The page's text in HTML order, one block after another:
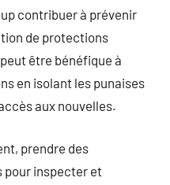
contribuer à prévenir
de protections
être bénéfique à
en isolant les punaises
aux nouvelles.
prendre des
pour inspecter et